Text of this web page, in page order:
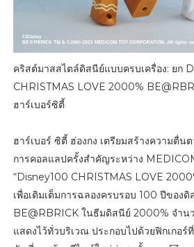
คริสต์มาสสไตล์ดิสนีย์แบบครบเครื่อง: ยก
CHRISTMAS LOVE 2000%
ฮาร์เบอร์ซิตี้
ฮาร์เบอร์ ซิตี้ ฮ่องกง เตรียมสร้างความตื่
การคอลแลปครั้งสำคัญระหว่าง
“Disney100 CHRISTMAS LOVE
เพื่อเติมเต็มการฉลองครบรอบ 100 ปีของดิ
BE@RBRICK ในธีมดิสนีย์ 2000% จำน
แสดงไว้ทั่วบริเวณ ประกอบไปด้วยฟิกเกอ